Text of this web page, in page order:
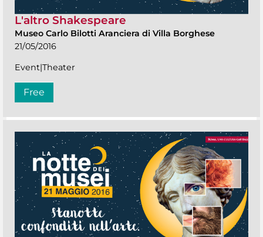
L'altro Shakespeare
Museo Carlo Bilotti Aranciera di Villa Borghese
21/05/2016
Event|Theater
Free